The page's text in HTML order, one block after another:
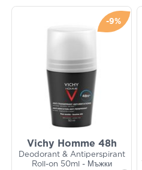
-9%
Vichy Homme 48h
Deodorant & Antiperspirant
Roll-on 50ml - Мъжки